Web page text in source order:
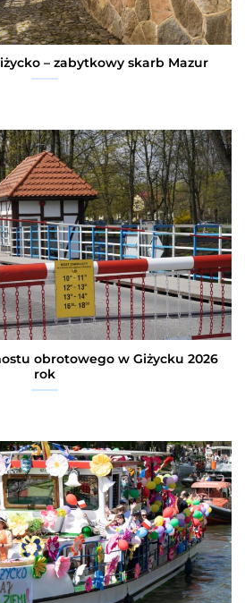
– zabytkowy skarb Mazur
obrotowego w Giżycku 2026
rok